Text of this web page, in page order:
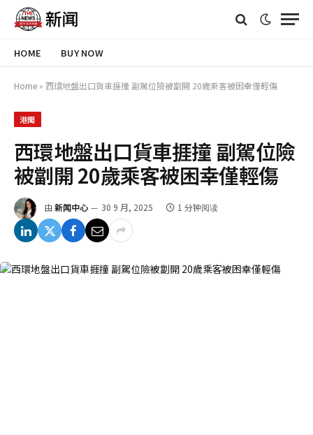
HOME BUY NOW
Home » 西環地盤出口貨車捱撞 副駕位險被劏開 20歲乘客被困幸僅輕傷
港聞
西環地盤出口貨車捱撞 副駕位險
被劏開 20歲乘客被困幸僅輕傷
由 新闻中心 30 9 月, 2025 1 分钟阅读